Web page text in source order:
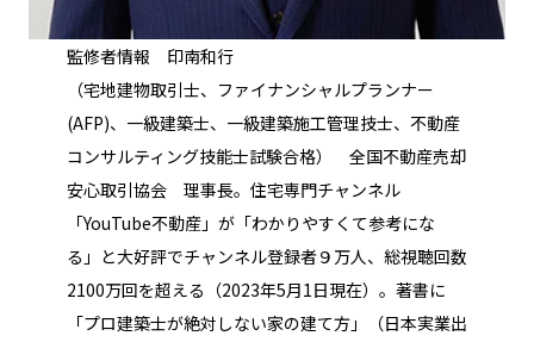
監修者情報 印南和行
（宅地建物取引士、ファイナンシャルプランナー
(AFP)、一級建築士、一級建築施工管理技士、不動産
コンサルティング技能士試験合格） 全国不動産売却
安心取引協会 理事長。住宅専門チャンネル
「YouTube不動産」が「わかりやすくて参考にな
る」と大好評でチャンネル登録者９万人、総視聴回数
2100万回を超える（2023年5月1日現在）。著書に
「プロ建築士が絶対しない家の建て方」（日本実業出